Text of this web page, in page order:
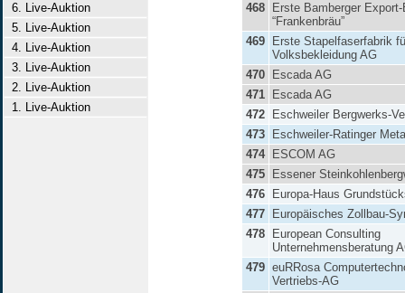
6. Live-Auktion
5. Live-Auktion
4. Live-Auktion
3. Live-Auktion
2. Live-Auktion
1. Live-Auktion
468
Erste Bamberger
“Frankenbräu”
469
Erste Stapelfaserfabrik
Volksbekleidung AG
470
Escada AG
471
Escada AG
472
Eschweiler Bergwerks-
473
Eschweiler-Ratinger
474
ESCOM AG
475
Essener
476
Europa-Haus
477
Europäisches Zollbau-
478
European Consulting
Unternehmensberatung
479 euRRosa
Vertriebs-AG